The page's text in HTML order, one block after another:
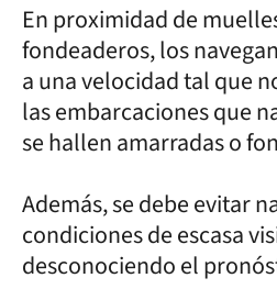
En proximidad de
fondeaderos, los
a una velocidad tal que
las embarcaciones que
se hallen amarradas o
Además, se debe evitar
condiciones de escasa
desconociendo el